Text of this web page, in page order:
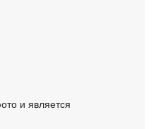
и является